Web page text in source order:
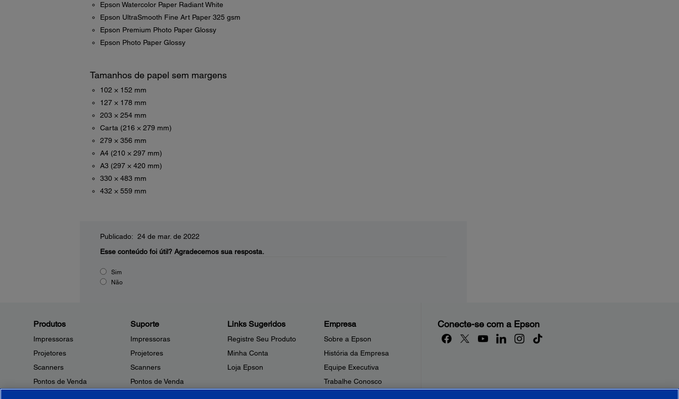
Epson Watercolor Paper Radiant White
Epson UltraSmooth Fine Art Paper 325 gsm
Epson Premium Photo Paper Glossy
Epson Photo Paper Glossy
Tamanhos de papel sem margens
102 × 152 mm
127 × 178 mm
203 × 254 mm
Carta (216 × 279 mm)
279 × 356 mm
A4 (210 × 297 mm)
A3 (297 × 420 mm)
330 × 483 mm
432 × 559 mm
Publicado: 24 de mar. de 2022
Esse conteúdo foi útil? Agradecemos sua resposta.
Sim
Não
Produtos
Impressoras
Projetores
Scanners
Pontos de Venda
Suporte
Impressoras
Projetores
Scanners
Pontos de Venda
Links Sugeridos
Registre Seu Produto
Minha Conta
Loja Epson
Empresa
Sobre a Epson
História da Empresa
Equipe Executiva
Trabalhe Conosco
Conecte-se com a Epson